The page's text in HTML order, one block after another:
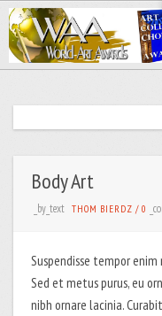
Body Art
_by_text THOM BIERDZ / 0
Suspendisse tempor
Sed et metus purus, eu
nibh ornare lacinia.